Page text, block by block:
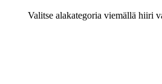
Valitse alakategoria viemällä hiiri